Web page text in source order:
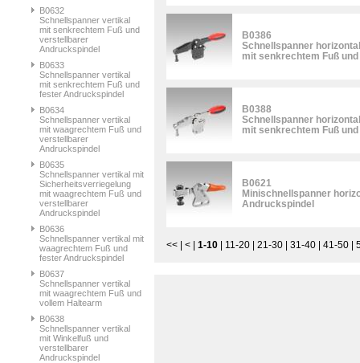
B0632
Schnellspanner vertikal
mit senkrechtem Fuß und
verstellbarer
Andruckspindel
B0633
Schnellspanner vertikal
mit senkrechtem Fuß und
fester Andruckspindel
B0634
Schnellspanner vertikal
mit waagrechtem Fuß und
verstellbarer
Andruckspindel
B0635
Schnellspanner vertikal mit
Sicherheitsverriegelung
mit waagrechtem Fuß und
verstellbarer
Andruckspindel
B0636
Schnellspanner vertikal mit
waagrechtem Fuß und
fester Andruckspindel
B0637
Schnellspanner vertikal
mit waagrechtem Fuß und
vollem Haltearm
B0638
Schnellspanner vertikal
mit Winkelfuß und
verstellbarer
Andruckspindel
B0386
Schnellspanner horizontal
mit senkrechtem Fuß
B0388
Schnellspanner horizontal
mit senkrechtem Fuß
B0621
Minischnellspanner
Andruckspindel
<< < 1-10 11-20 21-30 31-40 41-50